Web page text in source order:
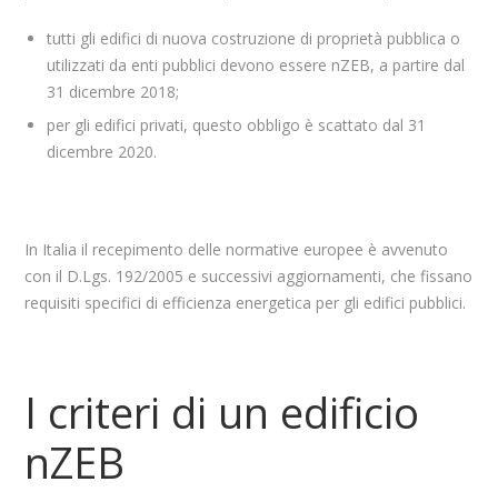
tutti gli edifici di nuova costruzione di proprietà pubblica o
utilizzati da enti pubblici devono essere nZEB, a partire dal
31 dicembre 2018;
per gli edifici privati, questo obbligo è scattato dal 31
dicembre 2020.
In Italia il recepimento delle normative europee è avvenuto
con il D.Lgs. 192/2005 e successivi aggiornamenti, che fissano
requisiti specifici di efficienza energetica per gli edifici pubblici.
I criteri di un edificio
nZEB